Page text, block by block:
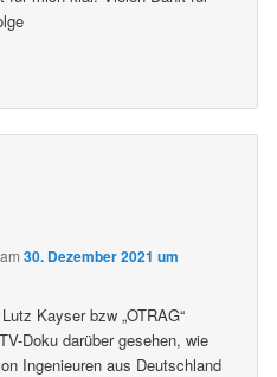
am30. Dezember 2021 um
Kayser bzw „OTRAG“
Doku darüber gesehen, wie
Ingenieuren aus Deutschland